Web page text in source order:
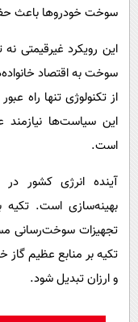
سوخت خودروها باعث
این رویکرد غیرقیمتی
سوخت به اقتصاد
از تکنولوژی تنها راه
این سیاست‌ها
است.
آینده انرژی کشور
بهینه‌سازی است. تکیه
تجهیزات سوخت‌رسانی
تکیه بر منابع عظیم
و ارزان تبدیل شود.